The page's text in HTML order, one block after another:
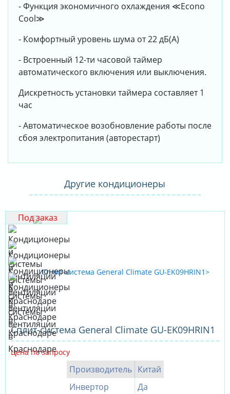
- Функция экономичного охлаждения ≪Econo
Cool≫
- Комфортный уровень шума от 22 дБ(А)
- Встроенный 12-ти часовой таймер
автоматического включения или выключения.
Дискретность установки таймера составляет 1
час
- Автоматическое возобновление работы после
сбоя электропитания (авторестарт)
Другие кондиционеры
Под заказ
Сплит-система General Climate GU-EK09HRIN1
Цена по запросу
Производитель Китай
Инвертор
Да